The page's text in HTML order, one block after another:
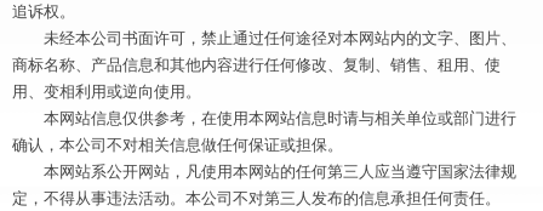
追诉权。
未经本公司书面许可，禁止通过任何途径对本网站内的文字、图片、
商标名称、产品信息和其他内容进行任何修改、复制、销售、租用、使
用、变相利用或逆向使用。
本网站信息仅供参考，在使用本网站信息时请与相关单位或部门进行
确认，本公司不对相关信息做任何保证或担保。
本网站系公开网站，凡使用本网站的任何第三人应当遵守国家法律规
定，不得从事违法活动。本公司不对第三人发布的信息承担任何责任。